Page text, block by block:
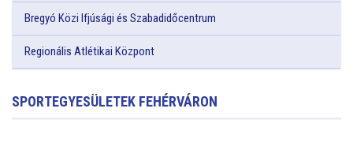
Bregyó Közi Ifjúsági és Szabadidőcentrum
Regionális Atlétikai Központ
SPORTEGYESÜLETEK FEHÉRVÁRON